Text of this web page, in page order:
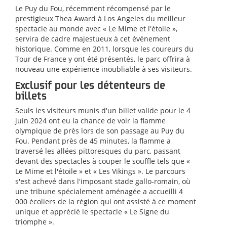
Le Puy du Fou, récemment récompensé par le
prestigieux Thea Award à Los Angeles du meilleur
spectacle au monde avec « Le Mime et l'étoile »,
servira de cadre majestueux à cet événement
historique. Comme en 2011, lorsque les coureurs du
Tour de France y ont été présentés, le parc offrira à
nouveau une expérience inoubliable à ses visiteurs.
Exclusif pour les détenteurs de
billets
Seuls les visiteurs munis d'un billet valide pour le 4
juin 2024 ont eu la chance de voir la flamme
olympique de près lors de son passage au Puy du
Fou. Pendant près de 45 minutes, la flamme a
traversé les allées pittoresques du parc, passant
devant des spectacles à couper le souffle tels que «
Le Mime et l'étoile » et « Les Vikings ». Le parcours
s'est achevé dans l'imposant stade gallo-romain, où
une tribune spécialement aménagée a accueilli 4
000 écoliers de la région qui ont assisté à ce moment
unique et apprécié le spectacle « Le Signe du
triomphe ».